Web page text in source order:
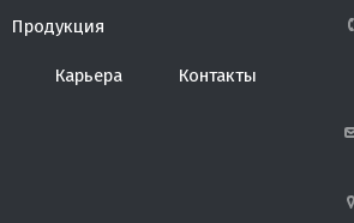
Продукция
Карьера Контакты